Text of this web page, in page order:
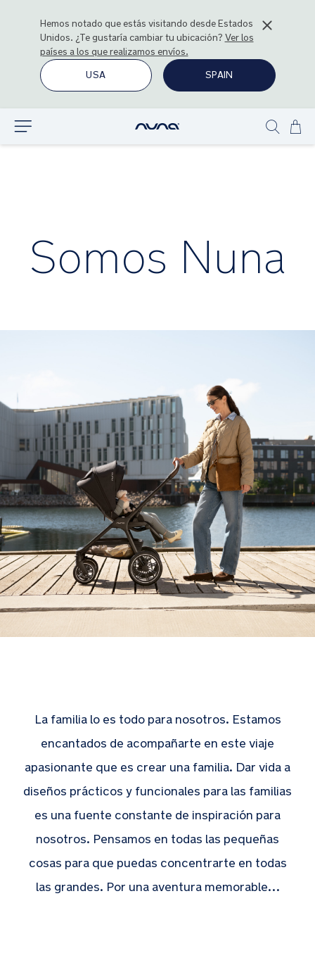
Hemos notado que estás visitando desdeEstados
Unidos. ¿Te gustaría cambiar tu ubicación? Ver los
países a los que realizamos envíos.
USA
SPAIN
Ir
Somos Nuna
La familia lo es todo para nosotros. Estamos
encantados de acompañarte en este viaje
apasionante que es crear una familia. Dar vida a
diseños prácticos y funcionales para las familias
es una fuente constante de inspiración para
nosotros. Pensamos en todas las pequeñas
cosas para que puedas concentrarte en todas
las grandes. Por una aventura memorable…